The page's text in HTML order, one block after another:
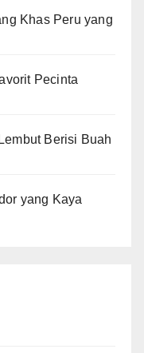
Khas Peru yang
Pecinta
Berisi Buah
yang Kaya